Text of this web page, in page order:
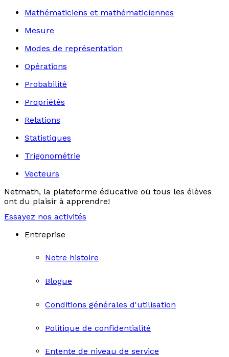
Mathématiciens et mathématiciennes
Mesure
Modes de représentation
Opérations
Probabilité
Propriétés
Relations
Statistiques
Trigonométrie
Vecteurs
Netmath, la plateforme éducative où tous les élèves
ont du plaisir à apprendre!
Essayez nos activités
Entreprise
Notre histoire
Blogue
Conditions générales d'utilisation
Politique de confidentialité
Entente de niveau de service